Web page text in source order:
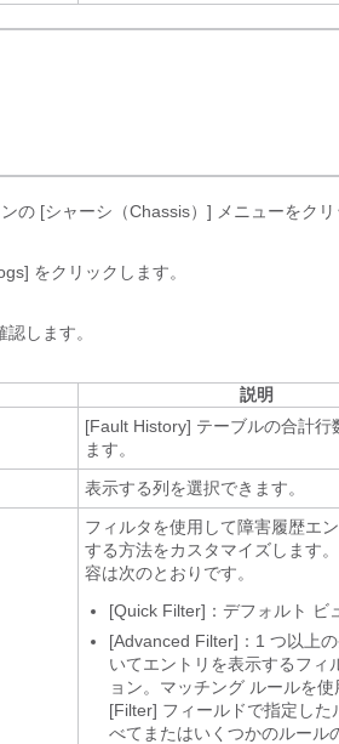
の [シャーシ（Chassis）] メニューをク
をクリックします。
します。
説明
[Fault History] テーブルの合計行
ます。
表示する列を選択できます。
フィルタを使用して障害履歴エ
する方法をカスタマイズします
容は次のとおりです。
[Quick Filter] ：デフォルト ビ
[Advanced Filter]： 1 つ以上
いてエントリを表示するフィ
ョン。マッチング ルールを使
[Filter] フィールドで指定した
べてまたはいくつかのルール